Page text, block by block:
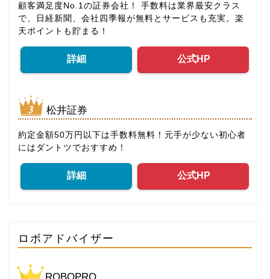
顧客満足度No.1の証券会社！ 手数料は業界最安クラス
で、日経新聞、会社四季報が無料とサービスも充実。楽
天ポイントも貯まる！
詳細 公式HP
松井証券
約定金額50万円以下は手数料無料！元手が少ない初心者
にはダントツでおすすめ！
詳細 公式HP
ロボアドバイザー